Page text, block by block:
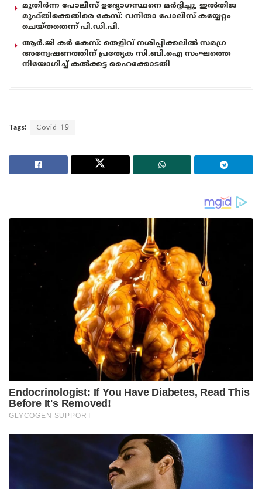
മുതിർന്ന പോലീസ് ഉദ്യോഗസ്ഥനെ മർദ്ദിച്ചു, ഇൽതിജ
മുഫ്തിക്കെതിരെ കേസ്: വനിതാ പോലീസ് കയ്യേറ്റം
ചെയ്തതെന്ന് പി.ഡി.പി.
ആർ.ജി കർ കേസ്: തെളിവ് നശിപ്പിക്കലിൽ സമഗ്ര
അന്വേഷണത്തിന് പ്രത്യേക സി.ബി.ഐ സംഘത്തെ
നിയോഗിച്ച് കൽക്കട്ട ഹൈക്കോടതി
Tags: Covid 19